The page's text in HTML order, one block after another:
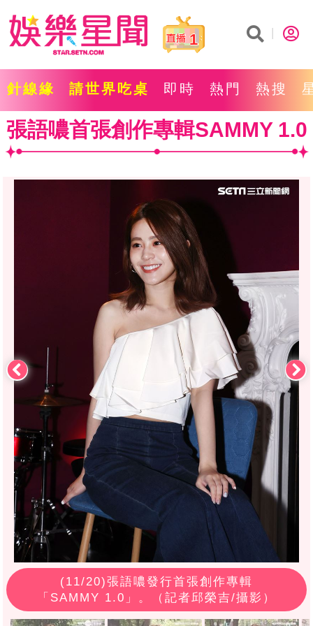
1
針線緣 請世界吃桌 即時 熱門 熱搜
張語噥首張創作專輯SAMMY 1.0
(11/20)張語噥發行首張創作專輯
「SAMMY 1.0」。（記者邱榮吉/攝影）